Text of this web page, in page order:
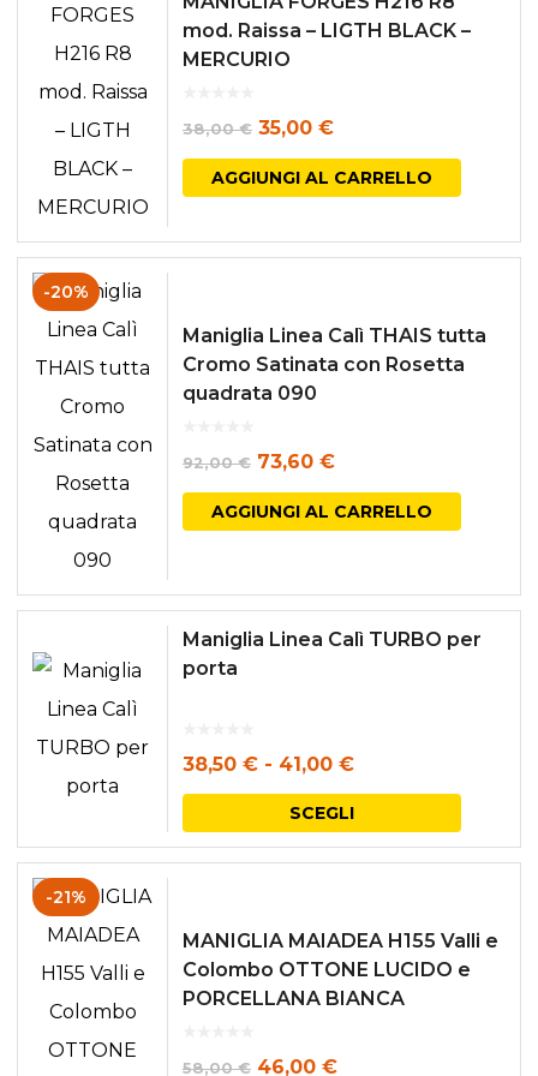
a
varianti.
essere
nella
del
mod. Raissa – LIGTH BLACK –
MERCURIO
38,00€ Il
prezzo
originale
era:
35,00 €Il
prezzo
attuale
è:
AGGIUNGI AL CARRELLO
-20%
Maniglia Linea Calì THAIS tutta
Cromo Satinata con Rosetta
quadrata 090
92,00€ Il
prezzo
originale
92,00 €.
73,60 €Il
prezzo
attuale
73,60 €.
AGGIUNGI AL CARRELLO
Maniglia Linea Calì TURBO per
porta
38,50 € - 41,00 €Fascia
di
prezzo:
a
41,00 €
SCEGLI
Questo
varianti.
-21%
MANIGLIA MAIADEA H155 Valli e
Colombo OTTONE LUCIDO e
PORCELLANA BIANCA
58,00€ Il
46,00 €Il